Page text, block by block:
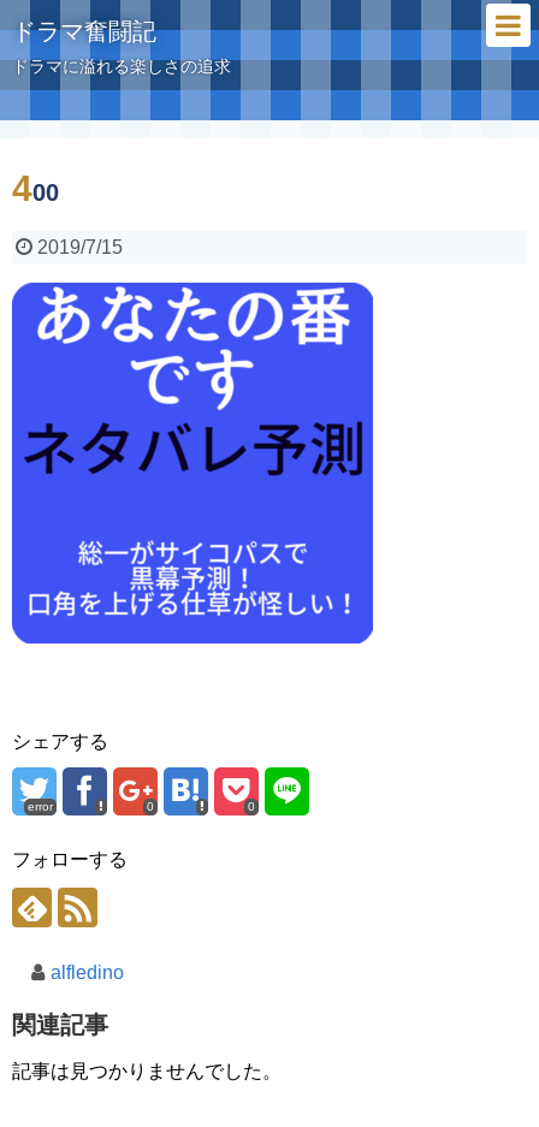
ドラマ奮闘記
ドラマに溢れる楽しさの追求
400
2019/7/15
シェアする
error 0 0
フォローする
alfledino
関連記事
記事は見つかりませんでした。